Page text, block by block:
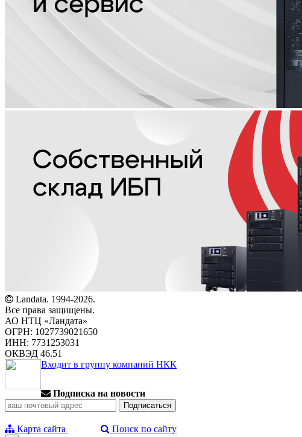
Landata. 1994-2026.
Все права защищены.
АО НТЦ «Ландата»
ОГРН: 1027739021650
ИНН: 7731253031
ОКВЭД 46.51
Входит в группу компаний НКК
Подписка на новости
Карта сайта Поиск по сайту